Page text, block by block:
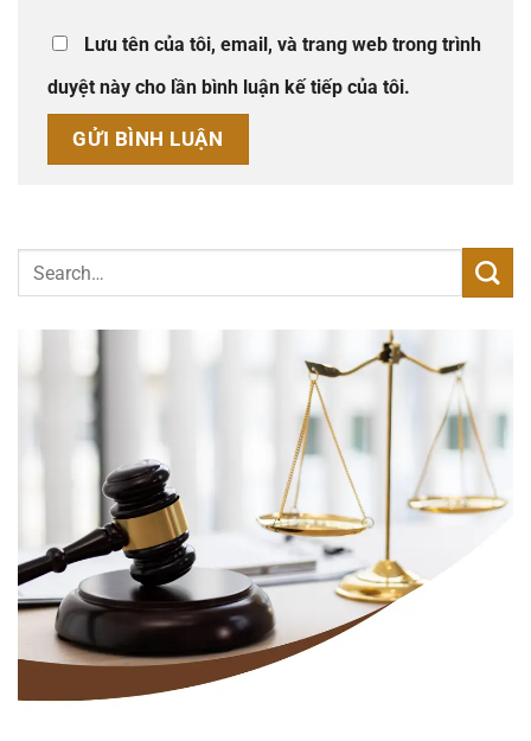
Lưu tên của tôi, email, và trang web trong trình
duyệt này cho lần bình luận kế tiếp của tôi.